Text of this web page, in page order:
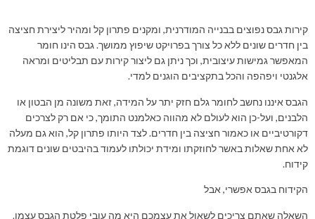
קירות גבס נפוצים בבנייה המודרנית, ומקנים פתרון קל ומהיר ליצירת חציצה
בין חדרים שונים ללא כל צורך בפרויקט שיפוץ ממושך. גבס הינו חומר
המאפשר גמישות עיצובית, וכך ניתן גם ליצור קירות עם תבליטים ומראה
אלגנטי ויפהפה והכל בתקציבים הוגנים למדי.
הגבס איננו נחשב לחומר גלם חזק יתר על המידה, זאת משונה מן הבטון או
הלבנים, ועל-כן הוא לעולם לא מהווה כאלמנט התומך, כי אם רק לצרכים
דקורטיביים או כאמור חציצה בין חדרים. לצד היותו פתרון קל, הוא גם מעלה
לא אחת שאלות באשר לחוזקתו ומידת יכולתו לעמוד בהיבטים שונים דוגמת
קידוח.
הקידוח בגבס אפשרי, אבל
השאלה שאתם צריכים לשאול את עצמכם היא מה עובי פלטת הגבס עצמו.